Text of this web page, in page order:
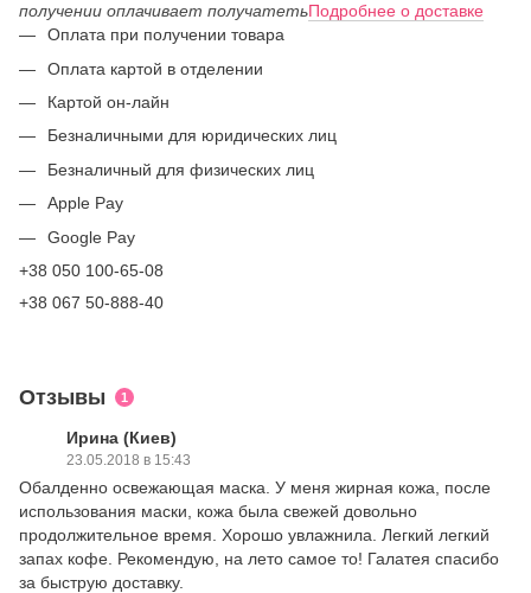
получении оплачивает получатетьПодробнее о доставке
Оплата при получении товара
Оплата картой в отделении
Картой он-лайн
Безналичными для юридических лиц
Безналичный для физических лиц
Apple Pay
Google Pay
+38 050 100-65-08
+38 067 50-888-40
Отзывы 1
Ирина (Киев)
23.05.2018 в 15:43
Обалденно освежающая маска. У меня жирная кожа, после
использования маски, кожа была свежей довольно
продолжительное время. Хорошо увлажнила. Легкий легкий
запах кофе. Рекомендую, на лето самое то! Галатея спасибо
за быструю доставку.